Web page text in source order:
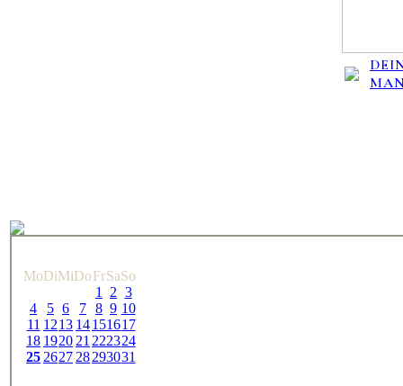
MoDiMiDoFrSaSo
1
2 3
4
5 6 7 8 9 10
11 1213 14151617
18 1920 21 222324
25 2627 28293031